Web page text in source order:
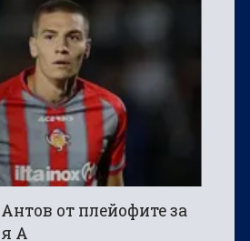
от плейофите за
А